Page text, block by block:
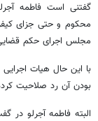
محکوم و حتی جزای
مجلس اجرای حکم
با این حال هیات
بودن آن رد صلاحیت
البته فاطمه آجرلو در